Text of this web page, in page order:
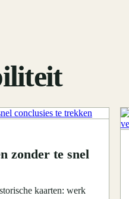
zonder te snel
kaarten: werk